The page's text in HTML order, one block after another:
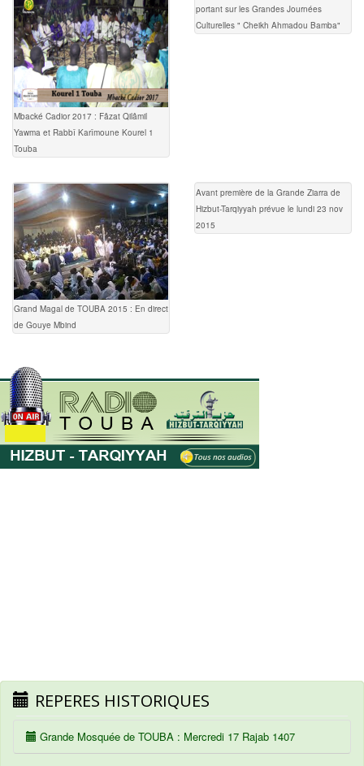
Mbacké Cadior 2017 : Fâzat Qilâmil
Yawma et Rabbî Karîmoune Kourel 1
Touba
portant sur les Grandes Journées
Culturelles " Cheikh Ahmadou Bamba"
Grand Magal de TOUBA 2015 : En direct
de Gouye Mbind
Avant première de la Grande Ziarra de
Hizbut-Tarqiyyah prévue le lundi 23 nov
2015
REPERES HISTORIQUES
Grande Mosquée de TOUBA : Mercredi 17 Rajab 1407